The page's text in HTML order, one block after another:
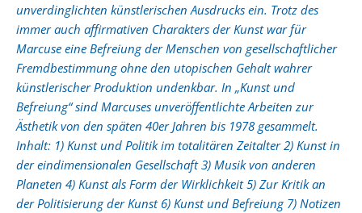
unverdinglichten künstlerischen Ausdrucks ein. Trotz des
immer auch affirmativen Charakters der Kunst war für
Marcuse eine Befreiung der Menschen von gesellschaftlicher
Fremdbestimmung ohne den utopischen Gehalt wahrer
künstlerischer Produktion undenkbar. In „Kunst und
Befreiung“ sind Marcuses unveröffentlichte Arbeiten zur
Ästhetik von den späten 40er Jahren bis 1978 gesammelt.
Inhalt: 1) Kunst und Politik im totalitären Zeitalter 2) Kunst in
der eindimensionalen Gesellschaft 3) Musik von anderen
Planeten 4) Kunst als Form der Wirklichkeit 5) Zur Kritik an
der Politisierung der Kunst 6) Kunst und Befreiung 7) Notizen